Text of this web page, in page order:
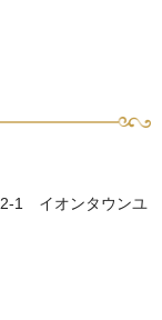
1 イオンタウンユ